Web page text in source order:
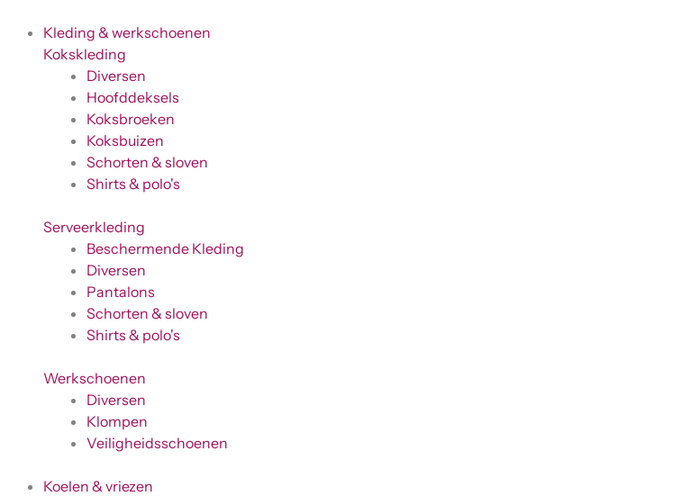
Kleding & werkschoenen
Kokskleding
Diversen
Hoofddeksels
Koksbroeken
Koksbuizen
Schorten & sloven
Shirts & polo's
Serveerkleding
Beschermende Kleding
Diversen
Pantalons
Schorten & sloven
Shirts & polo's
Werkschoenen
Diversen
Klompen
Veiligheidsschoenen
Koelen & vriezen